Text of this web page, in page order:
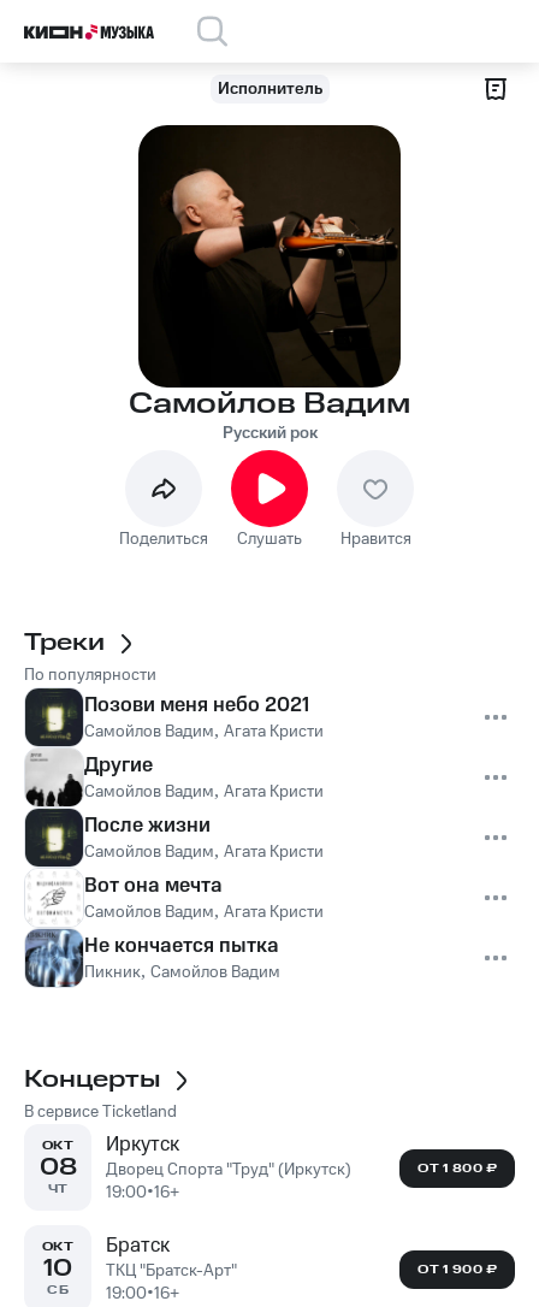
Исполнитель
Самойлов Вадим
Русский рок
Поделиться Слушать Нравится
Треки
По популярности
Позови меня небо 2021
Самойлов Вадим, Агата Кристи
Другие
Самойлов Вадим, Агата Кристи
После жизни
Самойлов Вадим, Агата Кристи
Вот она мечта
Самойлов Вадим, Агата Кристи
Не кончается пытка
Пикник, Самойлов Вадим
Концерты
В сервисе Ticketland
ОКТ
08
ЧТ
Иркутск
Дворец Спорта "Труд" (Иркутск)
19:00•16+
ОТ 1 800 ₽
ОКТ
10
СБ
Братск
ТКЦ "Братск-Арт"
19:00•16+
ОТ 1 900 ₽